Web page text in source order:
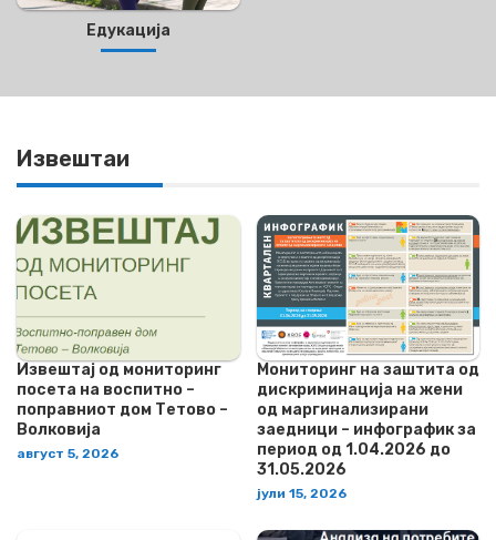
Едукација
Извештаи
Извештај од мониторинг
посета на воспитно –
поправниот дом Тетово –
Волковија
август 5, 2026
Мониторинг на заштита од
дискриминација на жени
од маргинализирани
заедници – инфографик за
период од 1.04.2026 до
31.05.2026
јули 15, 2026